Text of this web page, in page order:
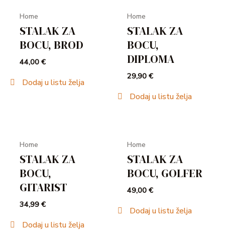
Home
STALAK ZA
BOCU, BROD
44,00€
Dodaj u listu želja
Home
STALAK ZA
BOCU,
DIPLOMA
29,90€
Dodaj u listu želja
Home
STALAK ZA
BOCU,
GITARIST
34,99€
Dodaj u listu želja
Home
STALAK ZA
BOCU, GOLFER
49,00€
Dodaj u listu želja